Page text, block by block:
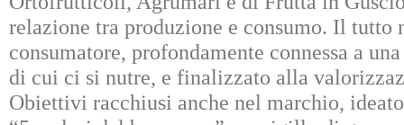
relazione tra produzione e consumo. Il tutto
consumatore, profondamente connessa a
di cui ci si nutre, e finalizzato alla
Obiettivi racchiusi anche nel marchio,